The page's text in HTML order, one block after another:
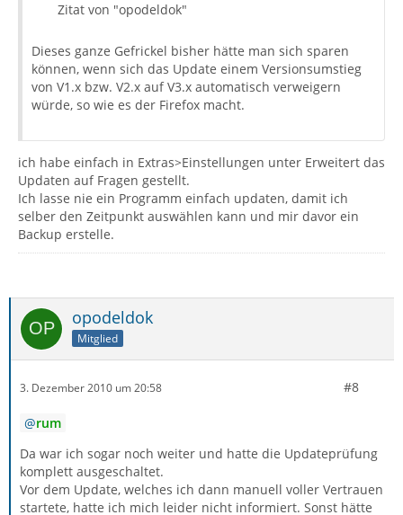
Zitat von "opodeldok"
Dieses ganze Gefrickel bisher hätte man sich sparen
können, wenn sich das Update einem Versionsumstieg
von V1.x bzw. V2.x auf V3.x automatisch verweigern
würde, so wie es der Firefox macht.
ich habe einfach in Extras>Einstellungen unter Erweitert das
Updaten auf Fragen gestellt.
Ich lasse nie ein Programm einfach updaten, damit ich
selber den Zeitpunkt auswählen kann und mir davor ein
Backup erstelle.
opodeldok
Mitglied
3. Dezember 2010 um 20:58 #8
rum
Da war ich sogar noch weiter und hatte die Updateprüfung
komplett ausgeschaltet.
Vor dem Update, welches ich dann manuell voller Vertrauen
startete, hatte ich mich leider nicht informiert. Sonst hätte